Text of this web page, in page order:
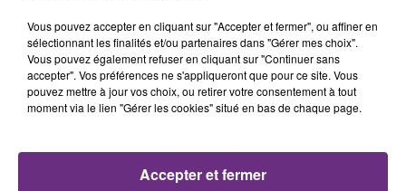
Vous pouvez accepter en cliquant sur "Accepter et fermer", ou affiner en
sélectionnant les finalités et/ou partenaires dans "Gérer mes choix".
Vous pouvez également refuser en cliquant sur "Continuer sans
accepter". Vos préférences ne s'appliqueront que pour ce site. Vous
pouvez mettre à jour vos choix, ou retirer votre consentement à tout
moment via le lien "Gérer les cookies" situé en bas de chaque page.
Accepter et fermer